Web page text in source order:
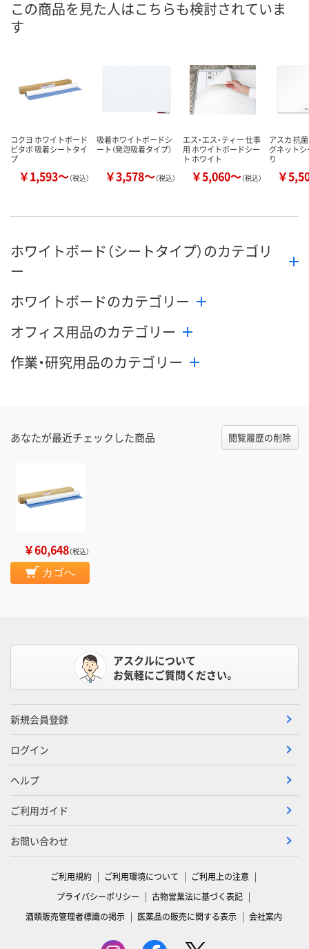
カゴへ
この商品を見た人はこちらも検討されていま
す
コクヨ ホワイトボード
ピタボ 吸着シートタイ
プ
￥1,593～（税込）
吸着ホワイトボードシ
ート（発泡吸着タイプ）
￥3,578～（税込）
エス・エス・ティー 仕事
用 ホワイトボードシー
ト ホワイト
￥5,060～（税込）
アスカ 抗
グネット
り
￥
ホワイトボード（シートタイプ）のカテゴリ
ー
ホワイトボードのカテゴリー
オフィス用品のカテゴリー
作業・研究用品のカテゴリー
あなたが最近チェックした商品 閲覧履歴の削除
￥60,648（税込）
カゴへ
アスクルについて
お気軽にご質問ください。
新規会員登録
ログイン
ヘルプ
ご利用ガイド
お問い合わせ
ご利用規約 ご利用環境について
ご利用上の注意
プライバシーポリシー
古物営業法に基づく表記
酒類販売管理者標識の掲示
医薬品の販売に関する表示 会社案内